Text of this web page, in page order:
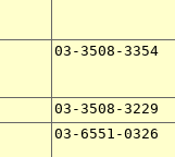
03-3508-3354
03-3508-3229
03-6551-0326